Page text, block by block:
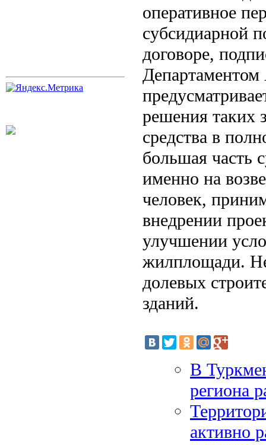
оперативное
субсидиарной
договоре,
решения таких
средства в
большая часть
именно на
человек,
внедрении
улучшении
жилплощади.
долевых
зданий.
В
региона
активно